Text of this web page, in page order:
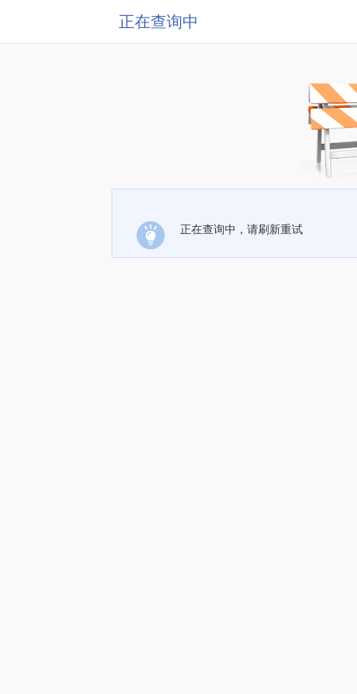
正在查询中
正在查询中，请刷新重试